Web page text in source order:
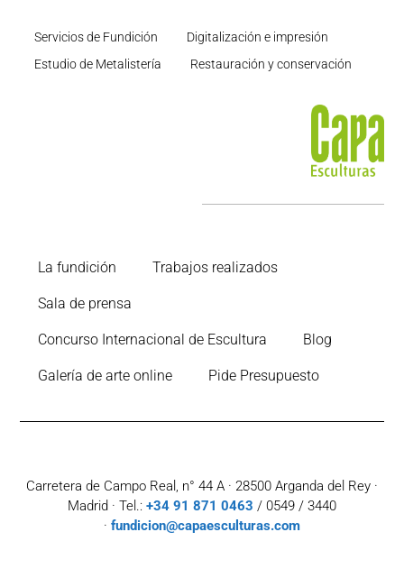
Servicios de Fundición
Digitalización e impresión
Estudio de Metalistería
Restauración y conservación
La fundición Trabajos realizados
Sala de prensa
Concurso Internacional de Escultura Blog
Galería de arte online Pide Presupuesto
Carretera de Campo Real, n° 44 A · 28500 Arganda del Rey ·
Madrid · Tel.: +34 91 871 0463 / 0549 / 3440
· fundicion@capaesculturas.com